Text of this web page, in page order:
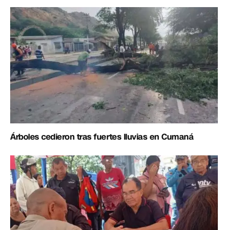
Árboles cedieron tras fuertes lluvias en Cumaná